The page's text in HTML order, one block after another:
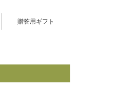
贈答用ギフト